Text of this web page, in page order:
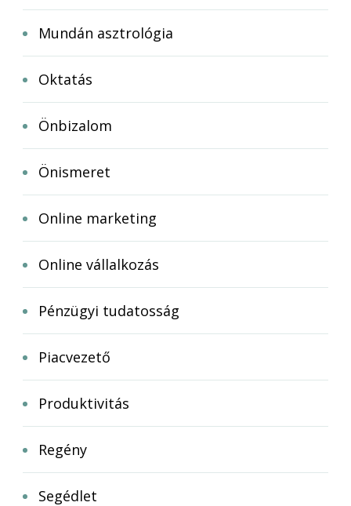
Mundán asztrológia
Oktatás
Önbizalom
Önismeret
Online marketing
Online vállalkozás
Pénzügyi tudatosság
Piacvezető
Produktivitás
Regény
Segédlet